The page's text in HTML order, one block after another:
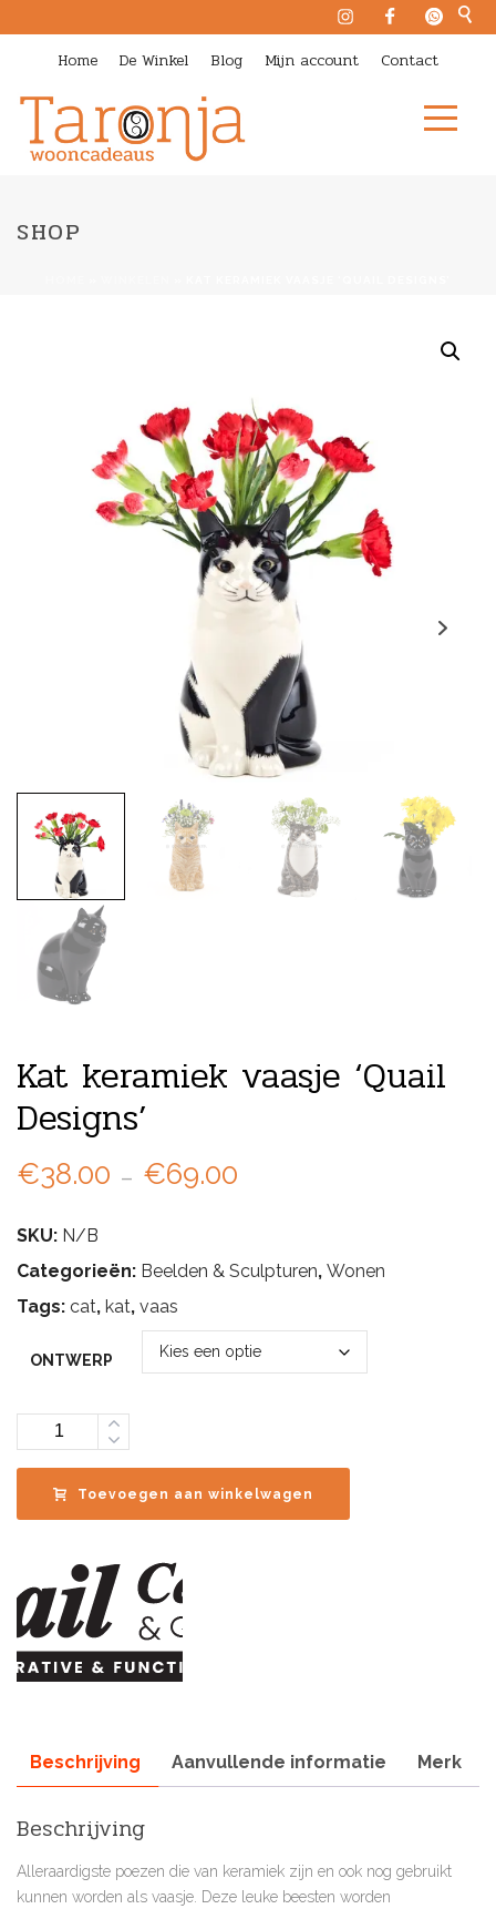
Home De Winkel Blog Mijn account Contact
SHOP
Kat keramiek vaasje ‘Quail
Designs’
€38.00 - €69.00
€69.00
SKU: N/B
Categorieën: Beelden & Sculpturen, Wonen
Tags: cat, kat, vaas
ONTWERP
Aantal
Toevoegen aan winkelwagen
Beschrijving Aanvullende informatie Merk
Beschrijving
Alleraardigste poezen die van keramiek zijn en ook nog gebruikt
kunnen worden als vaasje. Deze leuke beesten worden